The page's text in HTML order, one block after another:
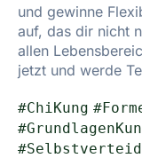
und gewinne
auf, das dir nicht
allen
jetzt und werde
#ChiKung